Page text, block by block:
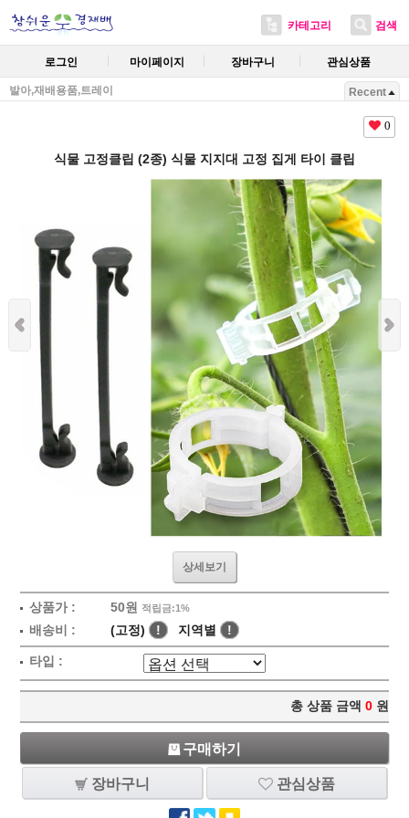
카테고리 검색
로그인 마이페이지 장바구니 관심상품
발아,재배용품,트레이 Recent
0
식물 고정클립 (2종) 식물 지지대 고정 집게 타이 클립
상세보기
상품가 : 50원 적립금:1%
배송비 : (고정) ! 지역별 !
타입 :
총 상품 금액 0 원
구매하기
장바구니 관심상품